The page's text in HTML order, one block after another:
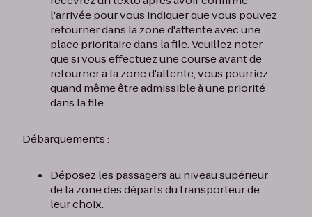
l'arrivée pour vous indiquer que vous pouvez
retourner dans la zone d'attente avec une
place prioritaire dans la file. Veuillez noter
que si vous effectuez une course avant de
retourner à la zone d'attente, vous pourriez
quand même être admissible à une priorité
dans la file.
Débarquements :
Déposez les passagers au niveau supérieur
de la zone des départs du transporteur de
leur choix.